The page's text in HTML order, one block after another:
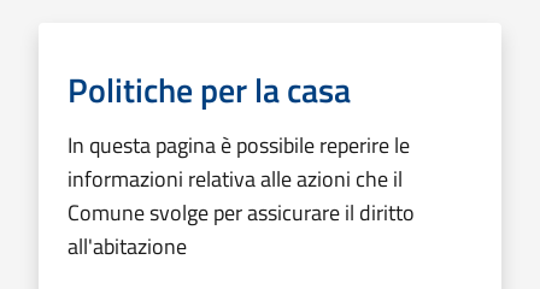
Politiche per la casa
In questa pagina è possibile reperire le
informazioni relativa alle azioni che il
Comune svolge per assicurare il diritto
all'abitazione